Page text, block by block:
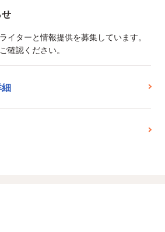
イターと情報提供を募集しています。
確認ください。